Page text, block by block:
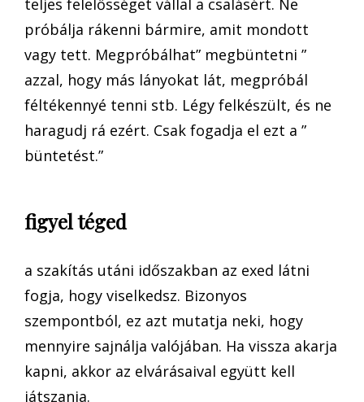
teljes felelősséget vállal a csalásért. Ne
próbálja rákenni bármire, amit mondott
vagy tett. Megpróbálhat” megbüntetni ”
azzal, hogy más lányokat lát, megpróbál
féltékennyé tenni stb. Légy felkészült, és ne
haragudj rá ezért. Csak fogadja el ezt a ”
büntetést.”
figyel téged
a szakítás utáni időszakban az exed látni
fogja, hogy viselkedsz. Bizonyos
szempontból, ez azt mutatja neki, hogy
mennyire sajnálja valójában. Ha vissza akarja
kapni, akkor az elvárásaival együtt kell
játszania.